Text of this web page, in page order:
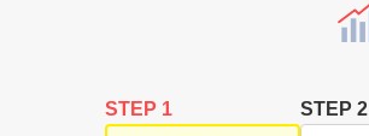
STEP 1 STEP 2